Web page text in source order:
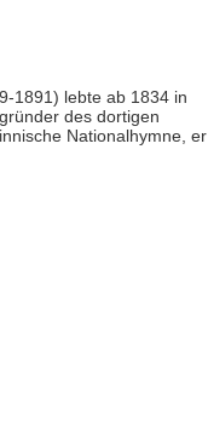
1891) lebte ab 1834 in
des dortigen
Nationalhymne, er